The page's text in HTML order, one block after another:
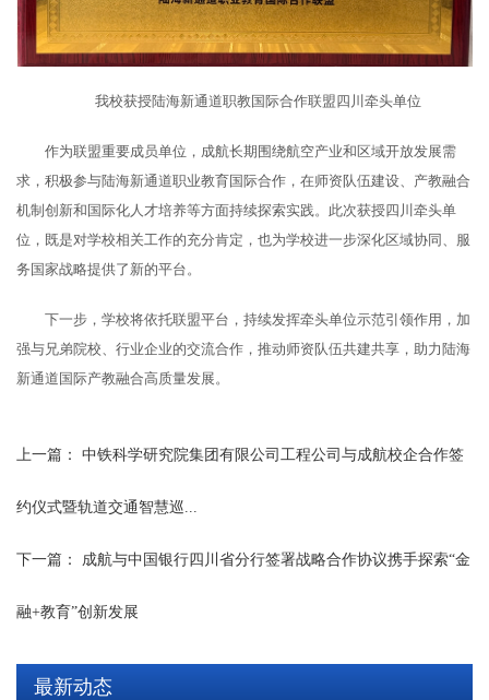
我校获授陆海新通道职教国际合作联盟四川牵头单位
作为联盟重要成员单位，成航长期围绕航空产业和区域开放发展需
求，积极参与陆海新通道职业教育国际合作，在师资队伍建设、产教融合
机制创新和国际化人才培养等方面持续探索实践。此次获授四川牵头单
位，既是对学校相关工作的充分肯定，也为学校进一步深化区域协同、服
务国家战略提供了新的平台。
下一步，学校将依托联盟平台，持续发挥牵头单位示范引领作用，加
强与兄弟院校、行业企业的交流合作，推动师资队伍共建共享，助力陆海
新通道国际产教融合高质量发展。
上一篇： 中铁科学研究院集团有限公司工程公司与成航校企合作签
约仪式暨轨道交通智慧巡...
下一篇： 成航与中国银行四川省分行签署战略合作协议携手探索“金
融+教育”创新发展
最新动态